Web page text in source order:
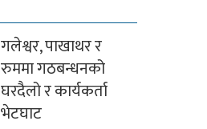
गलेश्वर, पाखाथर र
रुममा गठबन्धनको
घरदैलो र कार्यकर्ता
भेटघाट